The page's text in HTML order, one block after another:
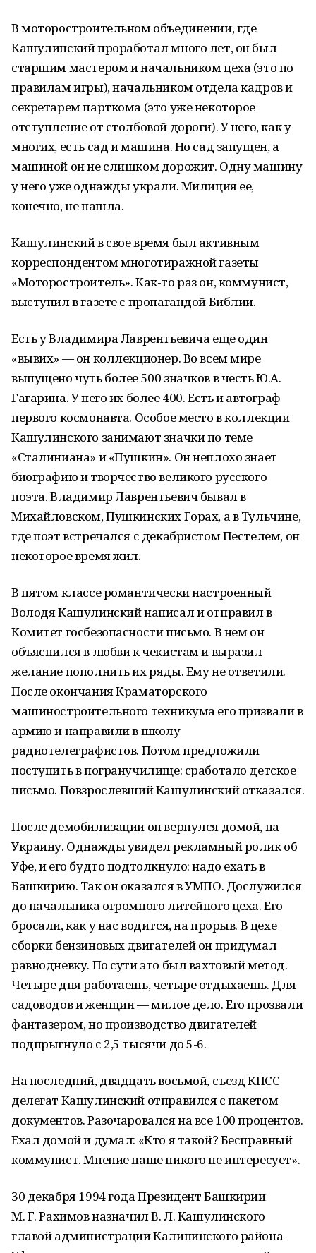
В моторостроительном объединении, где
Кашулинский проработал много лет, он был
старшим мастером и начальником цеха (это по
правилам игры), начальником отдела кадров и
секретарем парткома (это уже некоторое
отступление от столбовой дороги). У него, как у
многих, есть сад и машина. Но сад запущен, а
машиной он не слишком дорожит. Одну машину
у него уже однажды украли. Милиция ее,
конечно, не нашла.
Кашулинский в свое время был активным
корреспондентом многотиражной газеты
«Моторостроитель». Как-то раз он, коммунист,
выступил в газете с пропагандой Библии.
Есть у Владимира Лаврентьевича еще один
«вывих» — он коллекционер. Во всем мире
выпущено чуть более 500 значков в честь Ю.А.
Гагарина. У него их более 400. Есть и автограф
первого космонавта. Особое место в коллекции
Кашулинского занимают значки по теме
«Сталиниана» и «Пушкин». Он неплохо знает
биографию и творчество великого русского
поэта. Владимир Лаврентьевич бывал в
Михайловском, Пушкинских Горах, а в Тульчине,
где поэт встречался с декабристом Пестелем, он
некоторое время жил.
В пятом классе романтически настроенный
Володя Кашулинский написал и отправил в
Комитет госбезопасности письмо. В нем он
объяснился в любви к чекистам и выразил
желание пополнить их ряды. Ему не ответили.
После окончания Краматорского
машиностроительного техникума его призвали в
армию и направили в школу
радиотелеграфистов. Потом предложили
поступить в погранучилище: сработало детское
письмо. Повзрослевший Кашулинский отказался.
После демобилизации он вернулся домой, на
Украину. Однажды увидел рекламный ролик об
Уфе, и его будто подтолкнуло: надо ехать в
Башкирию. Так он оказался в УМПО. Дослужился
до начальника огромного литейного цеха. Его
бросали, как у нас водится, на прорыв. В цехе
сборки бензиновых двигателей он придумал
равнодневку. По сути это был вахтовый метод.
Четыре дня работаешь, четыре отдыхаешь. Для
садоводов и женщин — милое дело. Его прозвали
фантазером, но производство двигателей
подпрыгнуло с 2,5 тысячи до 5-6.
На последний, двадцать восьмой, съезд КПСС
делегат Кашулинский отправился с пакетом
документов. Разочаровался на все 100 процентов.
Ехал домой и думал: «Кто я такой? Бесправный
коммунист. Мнение наше никого не интересует».
30 декабря 1994 года Президент Башкирии
М. Г. Рахимов назначил В. Л. Кашулинского
главой администрации Калининского района